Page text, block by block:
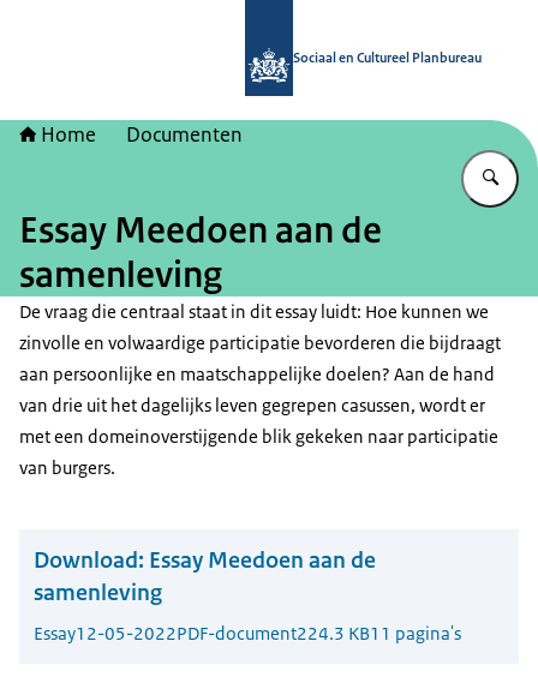
Sociaal en Cultureel Planbureau
Home Documenten
Essay Meedoen aan de
samenleving
De vraag die centraal staat in dit essay luidt: Hoe kunnen we
zinvolle en volwaardige participatie bevorderen die bijdraagt
aan persoonlijke en maatschappelijke doelen? Aan de hand
van drie uit het dagelijks leven gegrepen casussen, wordt er
met een domeinoverstijgende blik gekeken naar participatie
van burgers.
Download: Essay Meedoen aan de
samenleving
Essay12-05-2022PDF-document224.3 KB11 pagina's